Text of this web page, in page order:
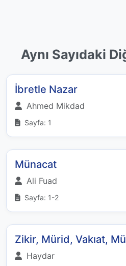
Aynı Sayıdaki
İbretle Nazar
Ahmed Mikdad
Sayfa: 1
Münacat
Ali Fuad
Sayfa: 1-2
Zikir, Mürid, Vakıat,
Haydar